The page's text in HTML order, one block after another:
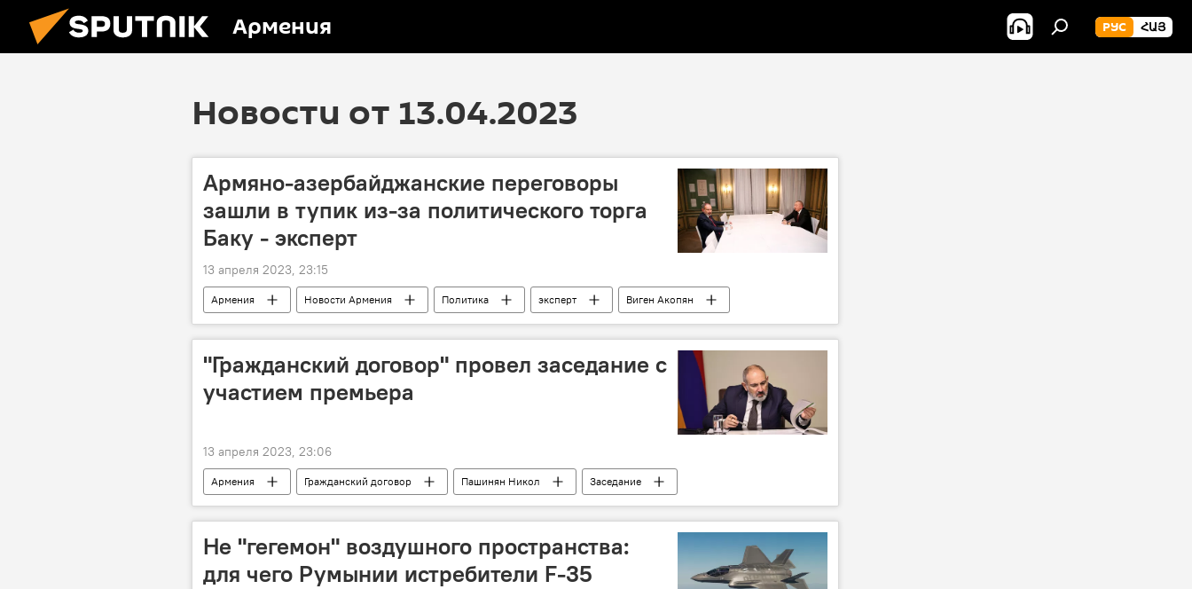
Армения РУС ՀԱՅ
Новости от 13.04.2023
Армяно-азербайджанские переговоры
зашли в тупик из-за политического торга
Баку - эксперт
13 апреля 2023, 23:15
Армения Новости Армения Политика эксперт Виген Акопян
"Гражданский договор" провел заседание с
участием премьера
13 апреля 2023, 23:06
Армения Гражданский договор Пашинян Никол Заседание
Не "гегемон" воздушного пространства:
для чего Румынии истребители F-35